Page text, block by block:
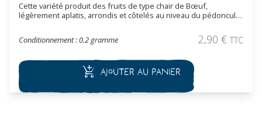
Cette variété produit des fruits de type chair de Bœuf,
légèrement aplatis, arrondis et côtelés au niveau du pédoncule.
écarlate. La chair est pleine et juteuse avec un goût très
parfumé. Cette variété très ancienne a été introduite en 1889.
par la communauté Amish. Variété mi-tardive.
Conditionnement : 0.2 gramme 2,90 € TTC
Ajouter au panier